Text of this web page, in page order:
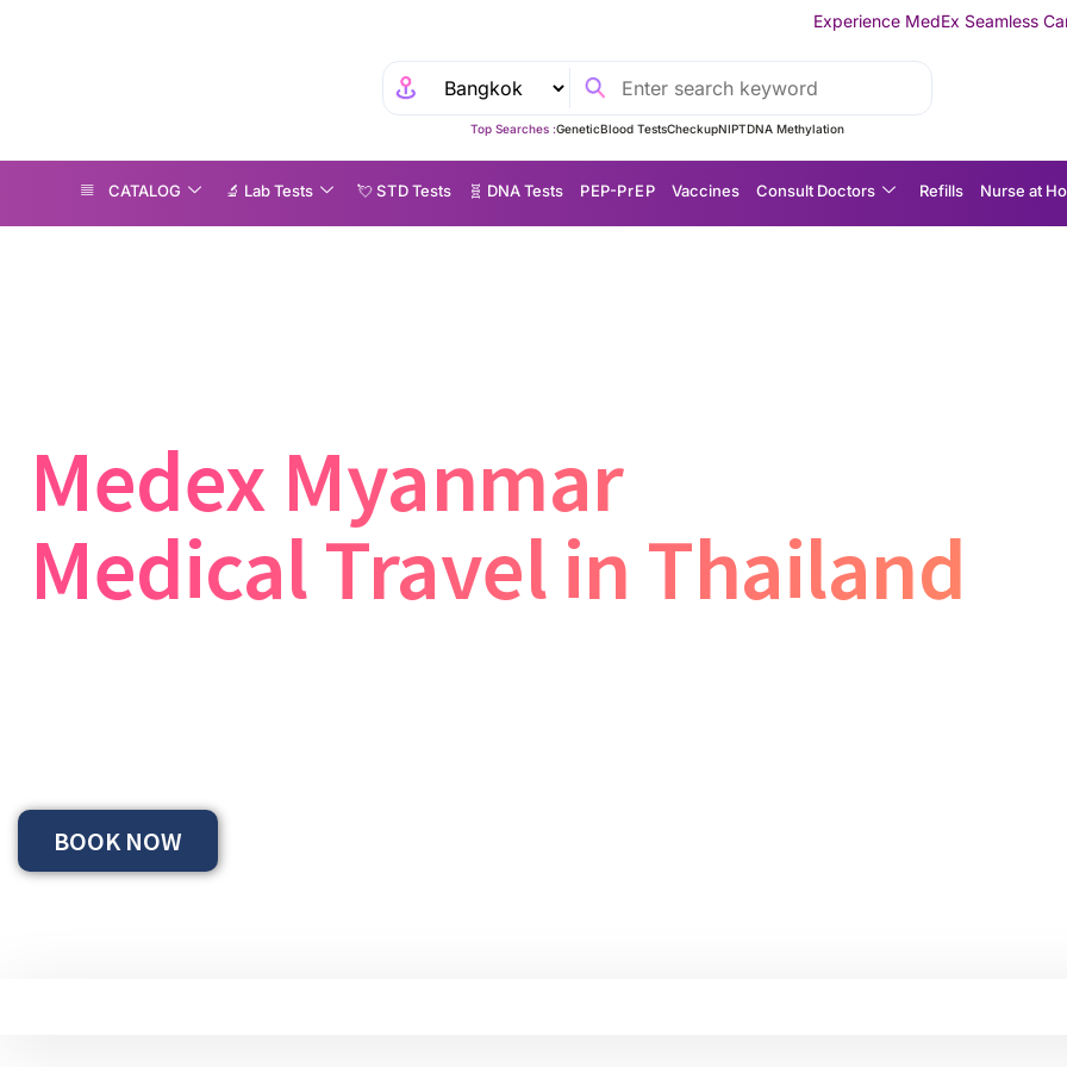
Experience MedEx Seamless Care Delivery —
Top Searches :GeneticBlood TestsCheckupNIPTDNA Methylation
CATALOG 🔬 Lab Tests 💘 S‎ T‎ D Tests 🧬 DNA Tests P EP-P r E P Vaccines Consult Doctors Refills Nurse at
Medex Myanmar
Medical Travel in Thailand
BOOK NOW